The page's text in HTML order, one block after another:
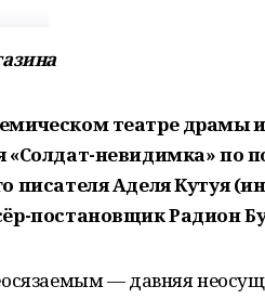
театре драмы
«Солдат-невидимка» по
писателя Аделя Кутуя
постановщик Радион
— давняя